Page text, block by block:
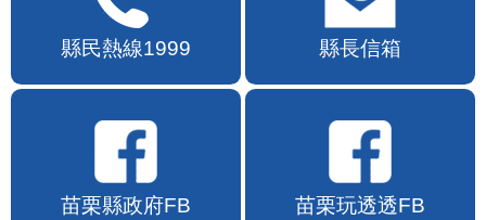
縣民熱線1999 縣長信箱
苗栗縣政府FB 苗栗玩透透FB